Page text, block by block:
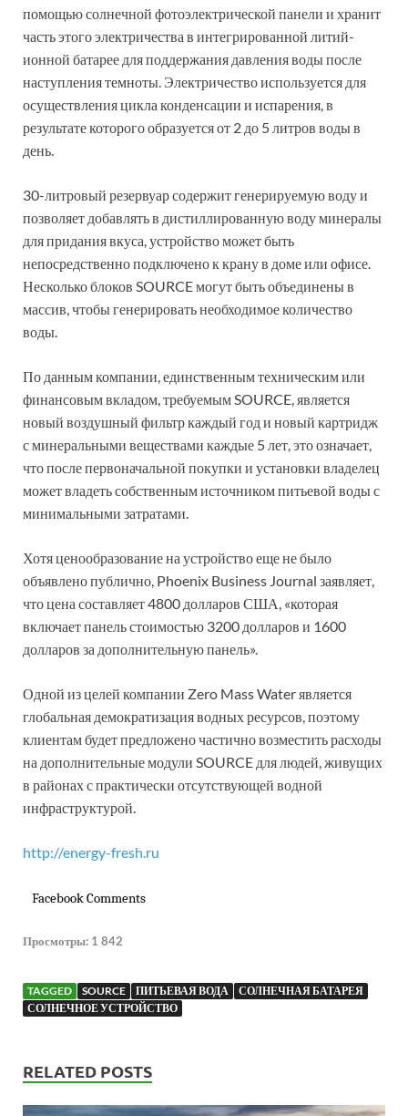
помощью солнечной фотоэлектрической панели и хранит
часть этого электричества в интегрированной литий-
ионной батарее для поддержания давления воды после
наступления темноты. Электричество используется для
осуществления цикла конденсации и испарения, в
результате которого образуется от 2 до 5 литров воды в
день.
30-литровый резервуар содержит генерируемую воду и
позволяет добавлять в дистиллированную воду минералы
для придания вкуса, устройство может быть
непосредственно подключено к крану в доме или офисе.
Несколько блоков SOURCE могут быть объединены в
массив, чтобы генерировать необходимое количество
воды.
По данным компании, единственным техническим или
финансовым вкладом, требуемым SOURCE, является
новый воздушный фильтр каждый год и новый картридж
с минеральными веществами каждые 5 лет, это означает,
что после первоначальной покупки и установки владелец
может владеть собственным источником питьевой воды с
минимальными затратами.
Хотя ценообразование на устройство еще не было
объявлено публично, Phoenix Business Journal заявляет,
что цена составляет 4800 долларов США, «которая
включает панель стоимостью 3200 долларов и 1600
долларов за дополнительную панель».
Одной из целей компании Zero Mass Water является
глобальная демократизация водных ресурсов, поэтому
клиентам будет предложено частично возместить расходы
на дополнительные модули SOURCE для людей, живущих
в районах с практически отсутствующей водной
инфраструктурой.
http://energy-fresh.ru
Facebook Comments
Просмотры: 1 842
TAGGED SOURCE ПИТЬЕВАЯ ВОДА
СОЛНЕЧНАЯ БАТАРЕЯ
СОЛНЕЧНОЕ УСТРОЙСТВО
RELATED POSTS